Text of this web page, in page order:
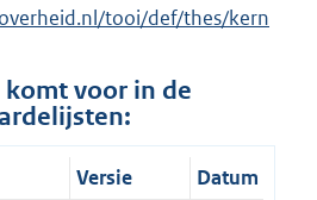
tooi/def/thes/kern
komt voor in de
Versie Datum